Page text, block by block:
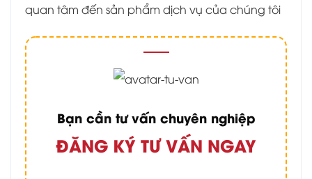
quan tâm đến sản phẩm dịch vụ của chúng tôi
Bạn cần tư vấn chuyên nghiệp
ĐĂNG KÝ TƯ VẤN NGAY